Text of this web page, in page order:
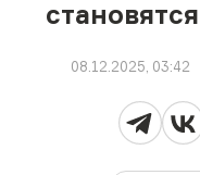
08.12.2025, 03:42